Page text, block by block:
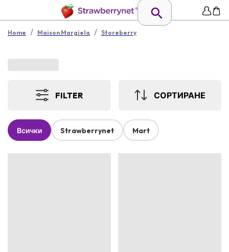
Home / Maison Margiela / Storeberry
FILTER СОРТИРАНЕ
Всички Strawberrynet Mart